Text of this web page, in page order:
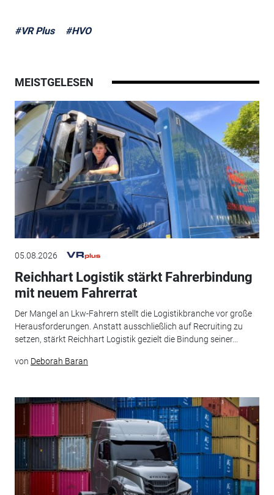
#VR Plus #HVO
MEISTGELESEN
05.08.2026
Reichhart Logistik stärkt Fahrerbindung
mit neuem Fahrerrat
Der Mangel an Lkw-Fahrern stellt die Logistikbranche vor große
Herausforderungen. Anstatt ausschließlich auf Recruiting zu
setzen, stärkt Reichhart Logistik gezielt die Bindung seiner...
von Deborah Baran